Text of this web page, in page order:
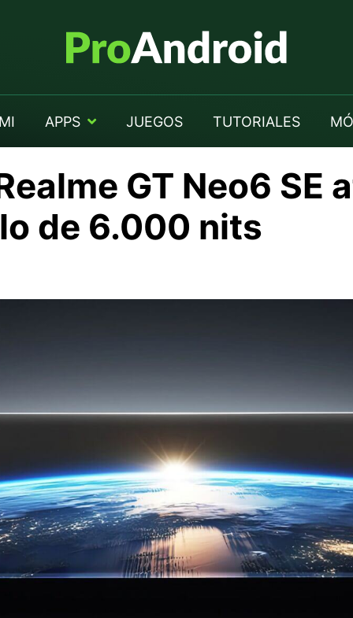
APPS JUEGOS TUTORIALES
GT Neo6 SE
de 6.000 nits